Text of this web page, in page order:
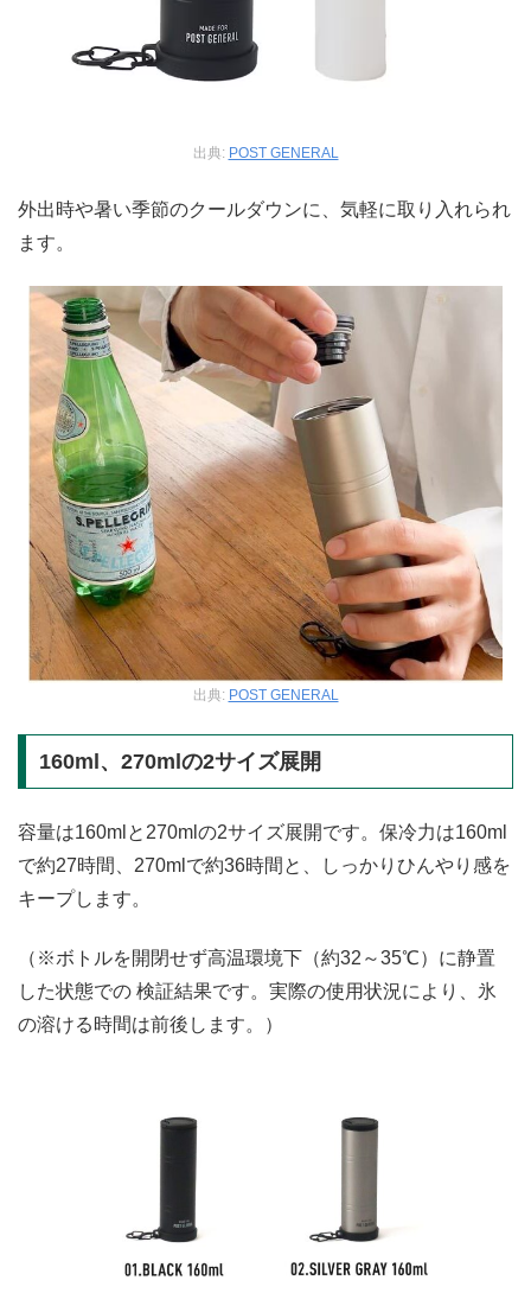
出典: POST GENERAL
外出時や暑い季節のクールダウンに、気軽に取り入れられ
ます。
出典: POST GENERAL
160ml、270mlの2サイズ展開
容量は160mlと270mlの2サイズ展開です。保冷力は160ml
で約27時間、270mlで約36時間と、しっかりひんやり感を
キープします。
（※ボトルを開閉せず高温環境下（約32～35℃）に静置
した状態での 検証結果です。実際の使用状況により、氷
の溶ける時間は前後します。）